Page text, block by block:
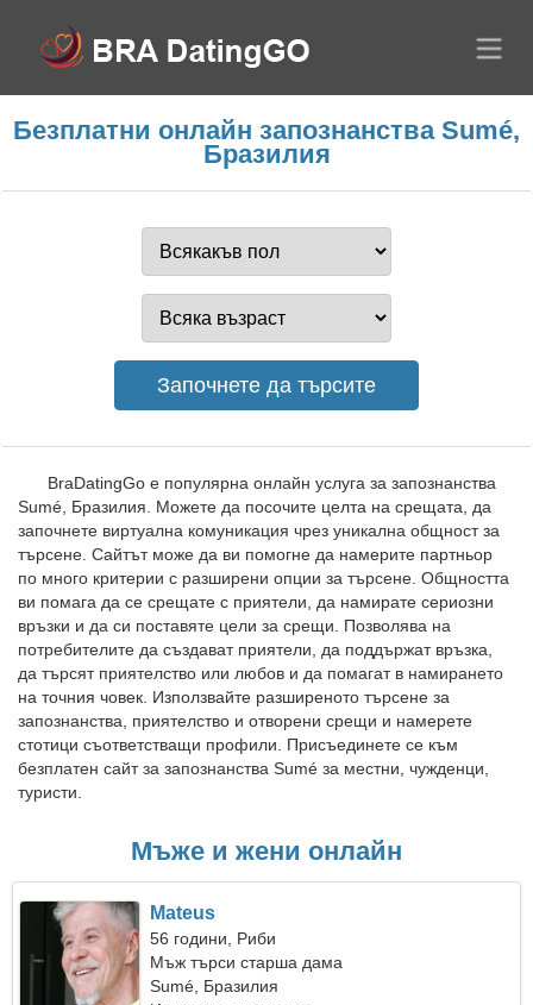
Безплатни онлайн запознанства Sumé,
Бразилия
BraDatingGo е популярна онлайн услуга за запознанства
Sumé, Бразилия. Можете да посочите целта на срещата, да
започнете виртуална комуникация чрез уникална общност за
търсене. Сайтът може да ви помогне да намерите партньор
по много критерии с разширени опции за търсене. Общността
ви помага да се срещате с приятели, да намирате сериозни
връзки и да си поставяте цели за срещи. Позволява на
потребителите да създават приятели, да поддържат връзка,
да търсят приятелство или любов и да помагат в намирането
на точния човек. Използвайте разширеното търсене за
запознанства, приятелство и отворени срещи и намерете
стотици съответстващи профили. Присъединете се към
безплатен сайт за запознанства Sumé за местни, чужденци,
туристи.
Мъже и жени онлайн
Mateus
56 години, Риби
Мъж търси старша дама
Sumé, Бразилия